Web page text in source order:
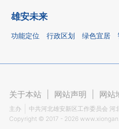
雄安未来
功能定位 行政区划 绿色宜居
关于本站 网站声明 网站
主办
中共河北雄安新区工作委员会 河
Copyright © 2017 - 2026